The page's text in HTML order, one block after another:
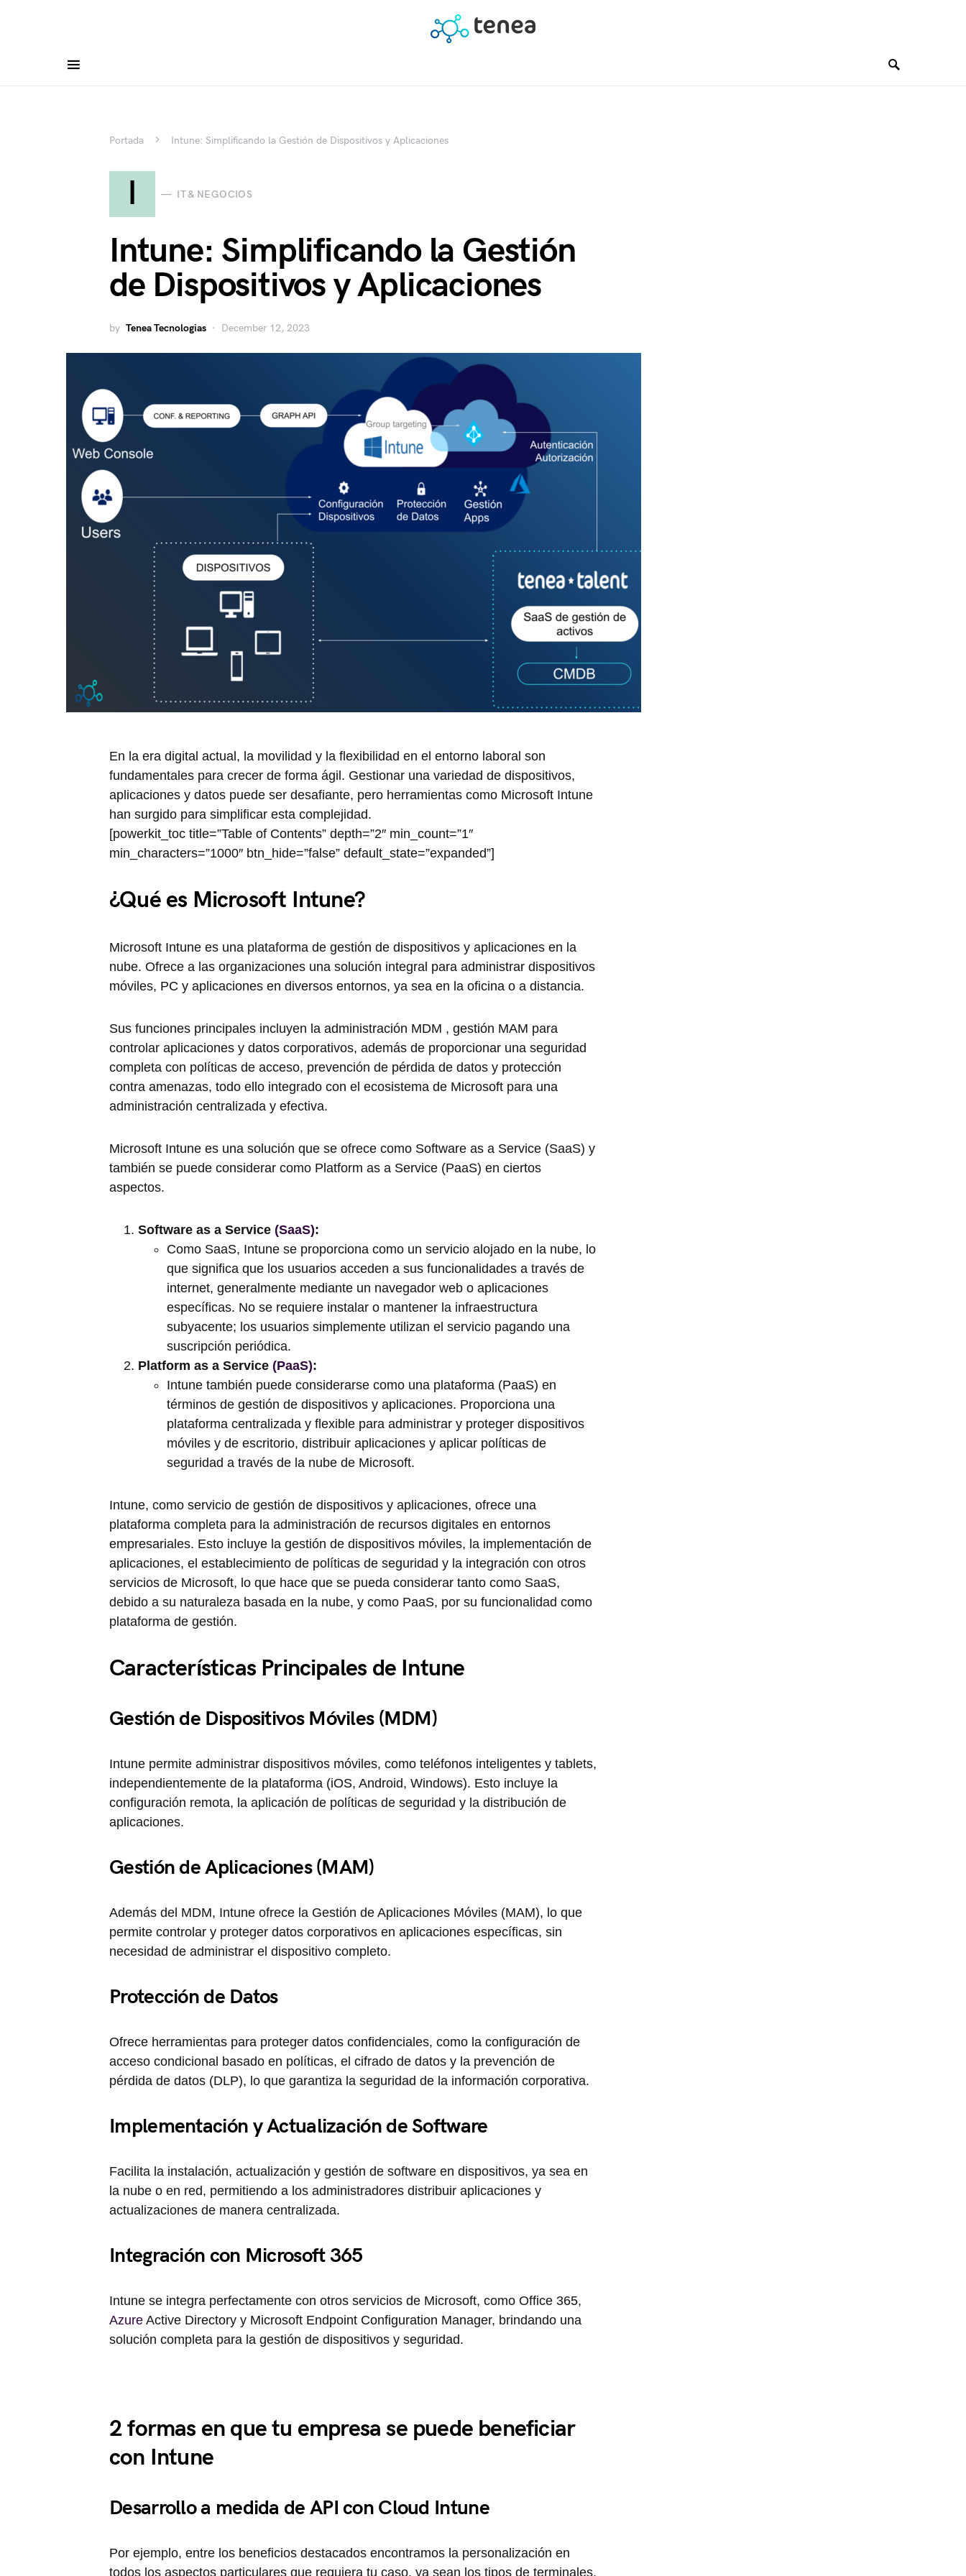
Portada Intune: Simplificando la Gestión de Dispositivos y Aplicaciones
I IT & NEGOCIOS
Intune: Simplificando la Gestión
de Dispositivos y Aplicaciones
by Tenea Tecnologias December 12, 2023
En la era digital actual, la movilidad y la flexibilidad en el entorno laboral son
fundamentales para crecer de forma ágil. Gestionar una variedad de dispositivos,
aplicaciones y datos puede ser desafiante, pero herramientas como Microsoft Intune
han surgido para simplificar esta complejidad.
[powerkit_toc title=”Table of Contents” depth=”2″ min_count=”1″
min_characters=”1000″ btn_hide=”false” default_state=”expanded”]
¿Qué es Microsoft Intune?
Microsoft Intune es una plataforma de gestión de dispositivos y aplicaciones en la
nube. Ofrece a las organizaciones una solución integral para administrar dispositivos
móviles, PC y aplicaciones en diversos entornos, ya sea en la oficina o a distancia.
Sus funciones principales incluyen la administración MDM , gestión MAM para
controlar aplicaciones y datos corporativos, además de proporcionar una seguridad
completa con políticas de acceso, prevención de pérdida de datos y protección
contra amenazas, todo ello integrado con el ecosistema de Microsoft para una
administración centralizada y efectiva.
Microsoft Intune es una solución que se ofrece como Software as a Service (SaaS) y
también se puede considerar como Platform as a Service (PaaS) en ciertos
aspectos.
Software as a Service (SaaS):
Como SaaS, Intune se proporciona como un servicio alojado en la nube, lo
que significa que los usuarios acceden a sus funcionalidades a través de
internet, generalmente mediante un navegador web o aplicaciones
específicas. No se requiere instalar o mantener la infraestructura
subyacente; los usuarios simplemente utilizan el servicio pagando una
suscripción periódica.
Platform as a Service (PaaS):
Intune también puede considerarse como una plataforma (PaaS) en
términos de gestión de dispositivos y aplicaciones. Proporciona una
plataforma centralizada y flexible para administrar y proteger dispositivos
móviles y de escritorio, distribuir aplicaciones y aplicar políticas de
seguridad a través de la nube de Microsoft.
Intune, como servicio de gestión de dispositivos y aplicaciones, ofrece una
plataforma completa para la administración de recursos digitales en entornos
empresariales. Esto incluye la gestión de dispositivos móviles, la implementación de
aplicaciones, el establecimiento de políticas de seguridad y la integración con otros
servicios de Microsoft, lo que hace que se pueda considerar tanto como SaaS,
debido a su naturaleza basada en la nube, y como PaaS, por su funcionalidad como
plataforma de gestión.
Características Principales de Intune
Gestión de Dispositivos Móviles (MDM)
Intune permite administrar dispositivos móviles, como teléfonos inteligentes y tablets,
independientemente de la plataforma (iOS, Android, Windows). Esto incluye la
configuración remota, la aplicación de políticas de seguridad y la distribución de
aplicaciones.
Gestión de Aplicaciones (MAM)
Además del MDM, Intune ofrece la Gestión de Aplicaciones Móviles (MAM), lo que
permite controlar y proteger datos corporativos en aplicaciones específicas, sin
necesidad de administrar el dispositivo completo.
Protección de Datos
Ofrece herramientas para proteger datos confidenciales, como la configuración de
acceso condicional basado en políticas, el cifrado de datos y la prevención de
pérdida de datos (DLP), lo que garantiza la seguridad de la información corporativa.
Implementación y Actualización de Software
Facilita la instalación, actualización y gestión de software en dispositivos, ya sea en
la nube o en red, permitiendo a los administradores distribuir aplicaciones y
actualizaciones de manera centralizada.
Integración con Microsoft 365
Intune se integra perfectamente con otros servicios de Microsoft, como Office 365,
Azure Active Directory y Microsoft Endpoint Configuration Manager, brindando una
solución completa para la gestión de dispositivos y seguridad.
2 formas en que tu empresa se puede beneficiar
con Intune
Desarrollo a medida de API con Cloud Intune
Por ejemplo, entre los beneficios destacados encontramos la personalización en
todos los aspectos particulares que requiera tu caso, ya sean los tipos de terminales,